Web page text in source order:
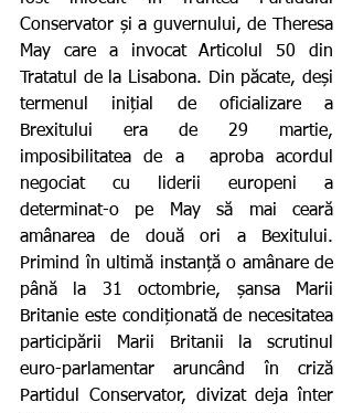
Conservator și a guvernului, de Theresa
May care a invocat Articolul 50 din
Tratatul de la Lisabona. Din păcate, deși
termenul inițial de oficializare a
Brexitului era de 29 martie,
imposibilitatea de a  aproba acordul
negociat cu liderii europeni a
determinat-o pe May să mai ceară
amânarea de două ori a Bexitului.
Primind în ultimă instanță o amânare de
până la 31 octombrie, șansa Marii
Britanie este condiționată de necesitatea
participării Marii Britanii la scrutinul
euro-parlamentar aruncând în criză
Partidul Conservator, divizat deja înter